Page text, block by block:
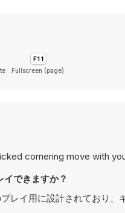
Fullscreen (page)
cornering move with
できますか？
レイ用に設計されており